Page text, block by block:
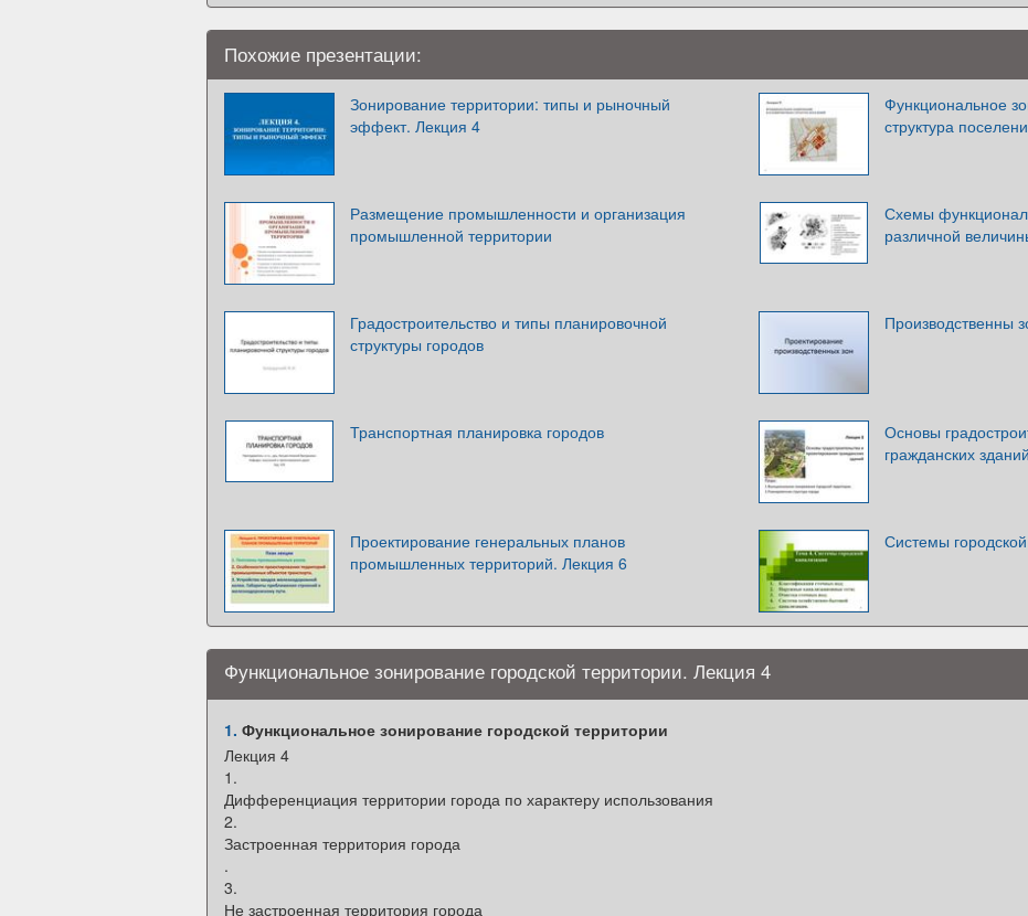
Похожие презентации:
Зонирование территории: типы и рыночный
эффект. Лекция 4
Функциональное
структура
Размещение промышленности и организация
промышленной территории
Схемы
различной
Градостроительство и типы планировочной
структуры городов
Производственны
Транспортная планировка городов
Основы
гражданских зданий
Проектирование генеральных планов
промышленных территорий. Лекция 6
Системы
Функциональное зонирование городской территории. Лекция 4
1. Функциональное зонирование городской территории
Лекция 4
1.
Дифференциация территории города по характеру использования
2.
Застроенная территория города
.
3.
Не застроенная территория города